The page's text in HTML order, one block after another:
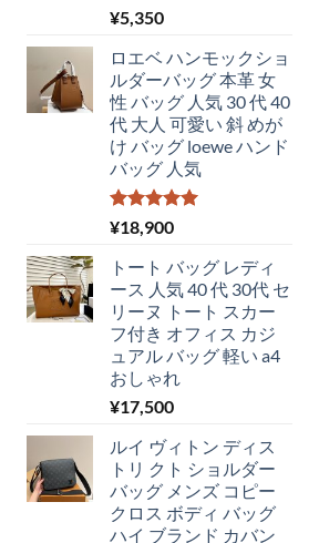
¥5,350
ロエベ ハンモックショ
ルダーバッグ 本革 女
性 バッグ 人気 30 代 40
代 大人 可愛い 斜 めが
け バッグ loewe ハンド
バッグ 人気
5段階中
5.00の評価
¥18,900
トート バッグ レディ
ース 人気 40 代 30代 セ
リーヌ トート スカー
フ付き オフィス カジ
ュアル バッグ 軽い a4
おしゃれ
¥17,500
ルイ ヴィトン ディス
トリ クト ショルダー
バッグ メンズ コピー
クロス ボディ バッグ
ハイ ブランド カバン